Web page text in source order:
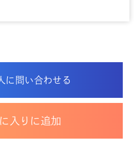
に問い合わせる
入りに追加